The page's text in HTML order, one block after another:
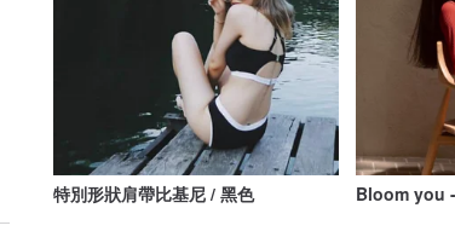
特別形狀肩帶比基尼 / 黑色 Bloom you